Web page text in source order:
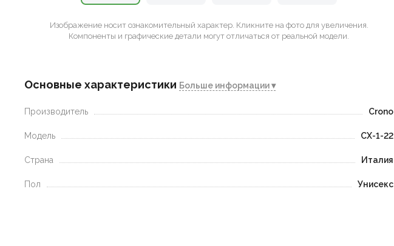
Изображение носит ознакомительный характер. Кликните на фото для увеличения.
Компоненты и графические детали могут отличаться от реальной модели.
Основные характеристики Больше информации ▾
Производитель Crono
Модель CX-1-22
Страна Италия
Пол Унисекс